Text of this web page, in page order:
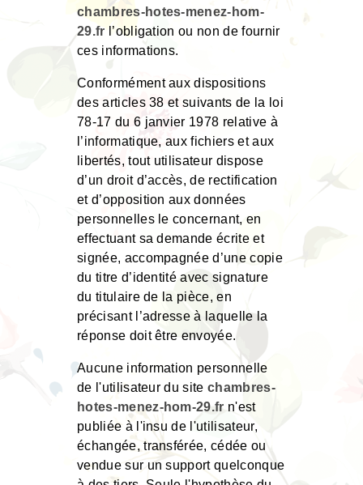
chambres-hotes-menez-hom-
29.fr l’obligation ou non de fournir
ces informations.
Conformément aux dispositions
des articles 38 et suivants de la loi
78-17 du 6 janvier 1978 relative à
l’informatique, aux fichiers et aux
libertés, tout utilisateur dispose
d’un droit d’accès, de rectification
et d’opposition aux données
personnelles le concernant, en
effectuant sa demande écrite et
signée, accompagnée d’une copie
du titre d’identité avec signature
du titulaire de la pièce, en
précisant l’adresse à laquelle la
réponse doit être envoyée.
Aucune information personnelle
de l'utilisateur du sitechambres-
hotes-menez-hom-29.fr n'est
publiée à l'insu de l'utilisateur,
échangée, transférée, cédée ou
vendue sur un support quelconque